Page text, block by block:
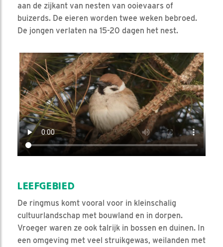
aan de zijkant van nesten van ooievaars of
buizerds. De eieren worden twee weken bebroed.
De jongen verlaten na 15-20 dagen het nest.
Video in nieuw venster openen
LEEFGEBIED
De ringmus komt vooral voor in kleinschalig
cultuurlandschap met bouwland en in dorpen.
Vroeger waren ze ook talrijk in bossen en duinen. In
een omgeving met veel struikgewas, weilanden met